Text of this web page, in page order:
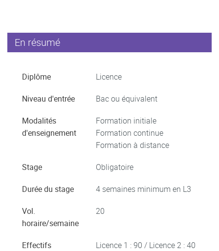
En résumé
Diplôme Licence
Niveau d'entrée Bac ou équivalent
Modalités
d'enseignement
Formation initiale
Formation continue
Formation à distance
Stage Obligatoire
Durée du stage 4 semaines minimum en L3
Vol.
horaire/semaine
20
Effectifs Licence 1 : 90 / Licence 2 : 40